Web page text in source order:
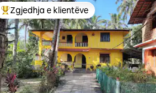
Më të mirat e zgjedhjeve të klientëve
Zgjedhja e klientëve